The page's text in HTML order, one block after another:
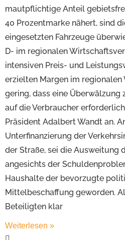
mautpflichtige Anteil
40 Prozentmarke nähert, sind
eingesetzten Fahrzeuge
D- im regionalen
intensiven Preis- und
erzielten Margen im
gering, dass eine
auf die Verbraucher
Präsident Adalbert Wandt an.
Unterfinanzierung der
der Straße, sei die Ausweitung
angesichts der
Haushalte der bevorzugte
Mittelbeschaffung geworden.
Beteiligten klar
Weiterlesen »